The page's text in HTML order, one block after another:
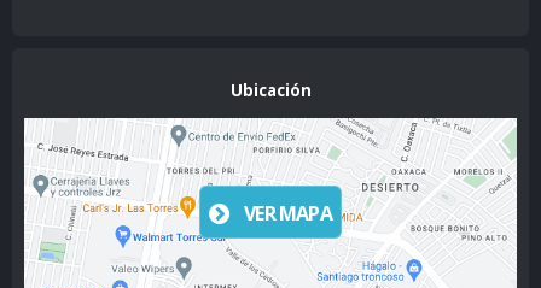
Ubicación
VER MAPA